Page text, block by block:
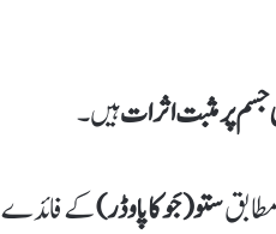
جسم پر مثبت اثراتہیں۔
ستو (جَو کا پاوڈر)کے فائدے